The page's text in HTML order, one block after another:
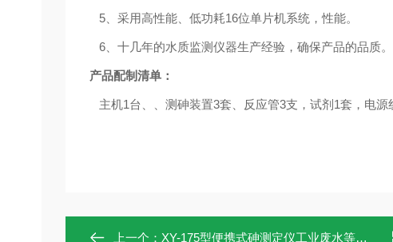
5、采用高性能、低功耗16位单片机系统，性能。
6、十几年的水质监测仪器生产经验，确保产品的品质。
产品配制清单：
主机1台、 、测砷装置3套、 反应管3支，试剂 1套，电源
上一个： XY-175型便携式砷测定仪工业废水等测定